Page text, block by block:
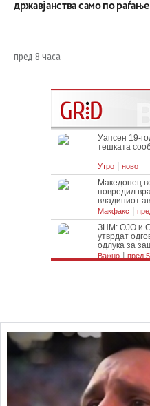
државјанства само по раѓање
пред 8 часа